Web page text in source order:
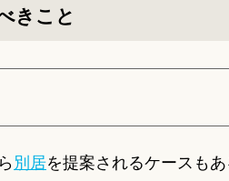
きこと
別居を提案されるケースも